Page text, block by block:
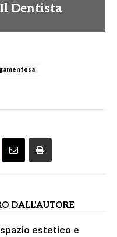
Dentista
DALL'AUTORE
estetico e